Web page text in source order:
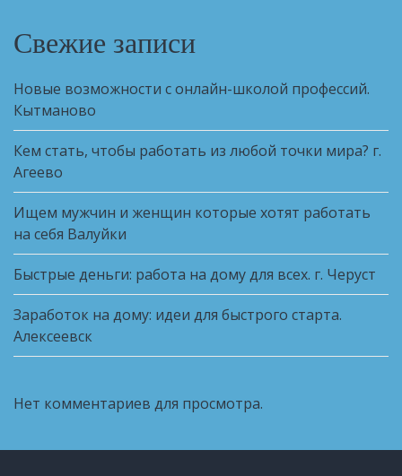
Свежие записи
Новые возможности с онлайн-школой профессий.
Кытманово
Кем стать, чтобы работать из любой точки мира? г.
Агеево
Ищем мужчин и женщин которые хотят работать
на себя Валуйки
Быстрые деньги: работа на дому для всех. г. Черуст
Заработок на дому: идеи для быстрого старта.
Алексеевск
Нет комментариев для просмотра.